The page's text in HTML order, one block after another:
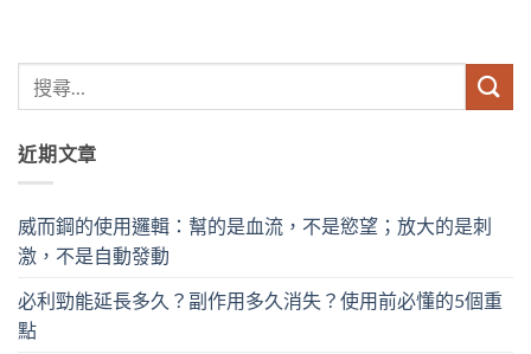
近期文章
威而鋼的使用邏輯：幫的是血流，不是慾望；放大的是刺
激，不是自動發動
必利勁能延長多久？副作用多久消失？使用前必懂的5個重
點